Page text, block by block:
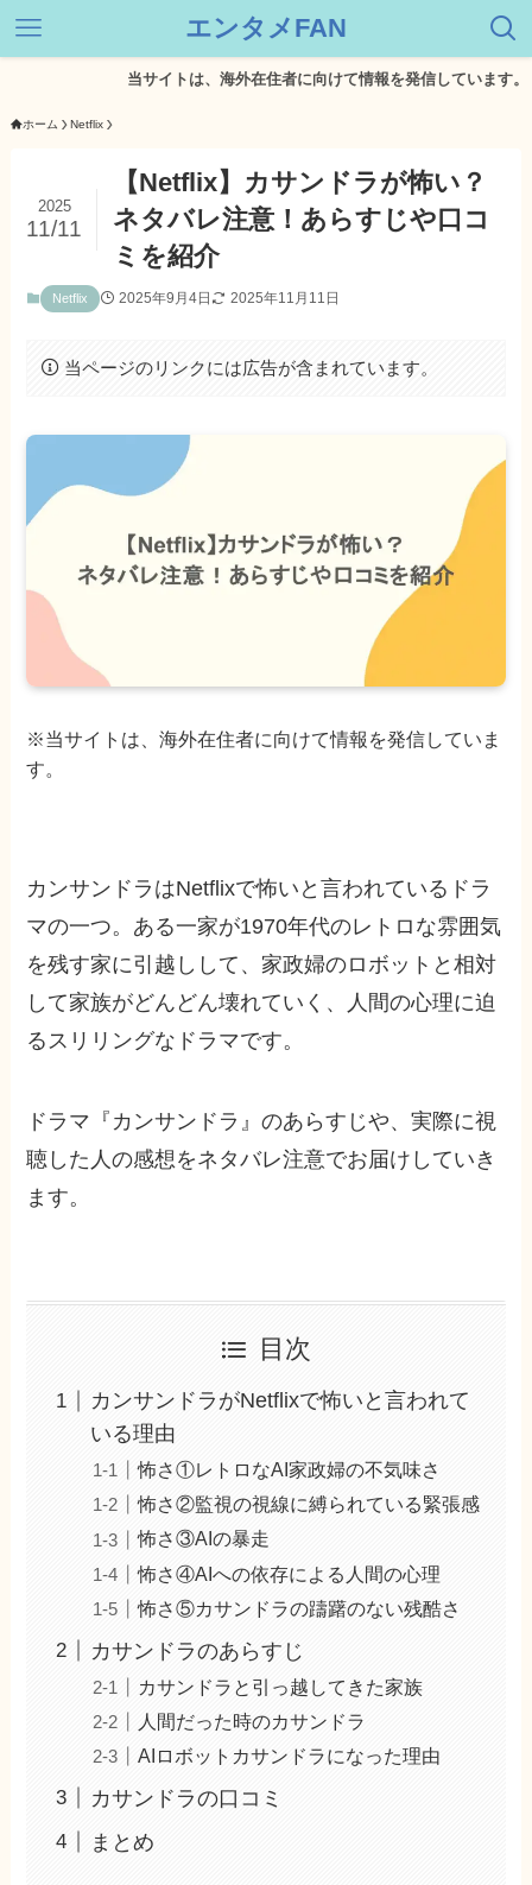
エンタメFAN
当サイトは、海外在住者に向けて情報を発信しています。
ホーム Netflix
【Netflix】カサンドラが怖い？
ネタバレ注意！あらすじや口コ
ミを紹介
2025
11/11
Netflix 2025年9月4日 2025年11月11日
当ページのリンクには広告が含まれています。
※当サイトは、海外在住者に向けて情報を発信していま
す。
カンサンドラはNetflixで怖いと言われているドラ
マの一つ。ある一家が1970年代のレトロな雰囲気
を残す家に引越しして、家政婦のロボットと相対
して家族がどんどん壊れていく、人間の心理に迫
るスリリングなドラマです。
ドラマ『カンサンドラ』のあらすじや、実際に視
聴した人の感想をネタバレ注意でお届けしていき
ます。
目次
カンサンドラがNetflixで怖いと言われて
いる理由
怖さ①レトロなAI家政婦の不気味さ
怖さ②監視の視線に縛られている緊張感
怖さ③AIの暴走
怖さ④AIへの依存による人間の心理
怖さ⑤カサンドラの躊躇のない残酷さ
カサンドラのあらすじ
カサンドラと引っ越してきた家族
人間だった時のカサンドラ
AIロボットカサンドラになった理由
カサンドラの口コミ
まとめ